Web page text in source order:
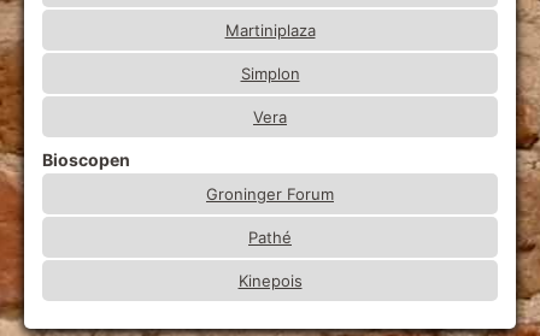
Martiniplaza
Simplon
Vera
Bioscopen
Groninger Forum
Pathé
Kinepois